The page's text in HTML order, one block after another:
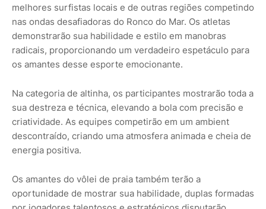
melhores surfistas locais e de outras regiões competindo
nas ondas desafiadoras do Ronco do Mar. Os atletas
demonstrarão sua habilidade e estilo em manobras
radicais, proporcionando um verdadeiro espetáculo para
os amantes desse esporte emocionante.
Na categoria de altinha, os participantes mostrarão toda a
sua destreza e técnica, elevando a bola com precisão e
criatividade. As equipes competirão em um ambient
descontraído, criando uma atmosfera animada e cheia de
energia positiva.
Os amantes do vôlei de praia também terão a
oportunidade de mostrar sua habilidade, duplas formadas